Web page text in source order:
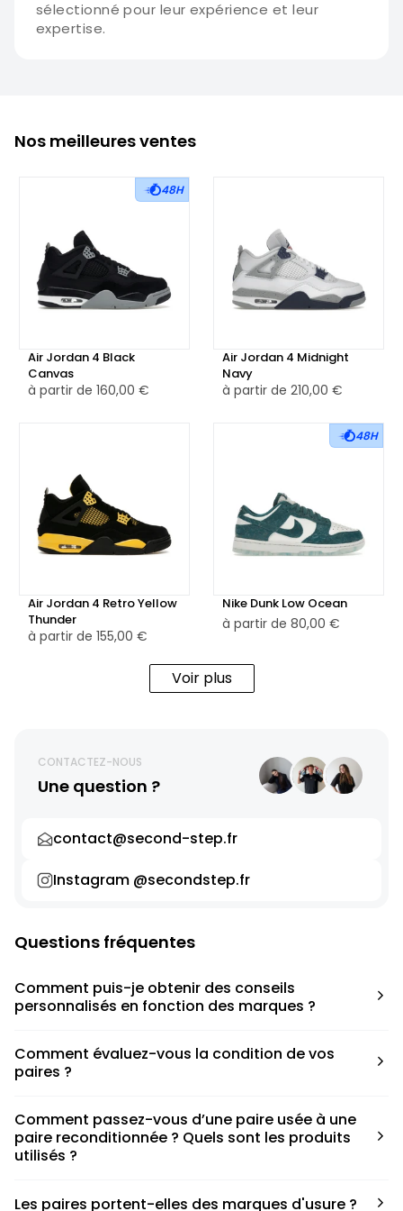
sélectionné pour leur expérience et leur
expertise.
Nos meilleures ventes
48H
Air Jordan 4 Black
Canvas
à partir de 160,00 €
Air Jordan 4 Midnight
Navy
à partir de 210,00 €
Air Jordan 4 Retro Yellow
Thunder
à partir de 155,00 €
48H
Nike Dunk Low Ocean
à partir de 80,00 €
Voir plus
CONTACTEZ-NOUS
Une question ?
contact@second-step.fr
Instagram @secondstep.fr
Questions fréquentes
Comment puis-je obtenir des conseils
personnalisés en fonction des marques ?
pour déterminer la taille appropriée, que ce soit une taille
en dessous, au-dessus ou correspondant à votre taille
Comment évaluez-vous la condition de vos
paires ?
défauts spécifiques de chaque paire.
Comment passez-vous d’une paire usée à une
paire reconditionnée ? Quels sont les produits
utilisés ?
ont fait de cette passion leur métier afin de reconditionner
Les paires portent-elles des marques d'usure ?